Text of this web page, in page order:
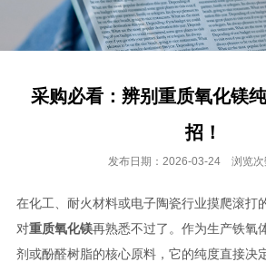
采购必看：辨别重质氧化镁
招！
发布日期：2026-03-24 浏览次
在化工、耐火材料或电子陶瓷行业摸爬滚打
对重质氧化镁再熟悉不过了。作为生产铁氧
剂或酚醛树脂的核心原料，它的纯度直接决